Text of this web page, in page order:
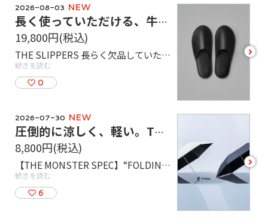
2026-08-03 NEW
長く使っていただける、牛革製のスリッパが再入荷！【THE SLIPPERS】
19,800円(税込)
THE SLIPPERS 長らく欠品していた牛革製のスリッパが再入荷！牛革の中でも特に丈夫な2〜3歳前後の成牛の革を選んでおり、それらを贅沢に3枚も重ねることで、壊れにくく耐久性にも富んでいます。 履き心地も革製品特有の使えば使うほど、見た目だけでなく触感も変わっていき足に馴染んでいきます。足裏全面にもウレタン素材の緩衝材が入っており、靴の中敷のように疲れにくい仕様になっています。 ご家庭だけでなく、客人のおもてなしにも重宝する製品です！ぜひ店頭でご覧ください！
続きを読む
0
see
more
2026-07-30 NEW
圧倒的に涼しく、軽い。THE MONSTER SPEC®の折りたたみ日傘が登場。
8,800円(税込)
【THE MONSTER SPEC】“FOLDING UMBRELLA” 軽量性・遮熱性・耐久性の3つを同時に成立させた折り畳み傘。 超軽量仕様でありながら、直径82cmの身体をしっかり覆えるサイズを確保。日傘として最高クラスの遮熱性能を備えつつ、骨や中棒の構造から見直すことで、高い耐久性も実現しました。 強力撥水加工「Easy-Dry（イージードライ）」を施した生地により、撥水性も抜群！ WHITEは「遮熱」、BLACKは「軽さ」を強みに持つ、色によって性能の方向性が異なる2色展開です。 雨の多いこの時期から日差しの強い真夏まで対応する、毎日持ち歩きたくなる1本です。 WHITEは残り少なくなってきています...！ぜひ店頭でご覧ください！
続きを読む
6
see
more